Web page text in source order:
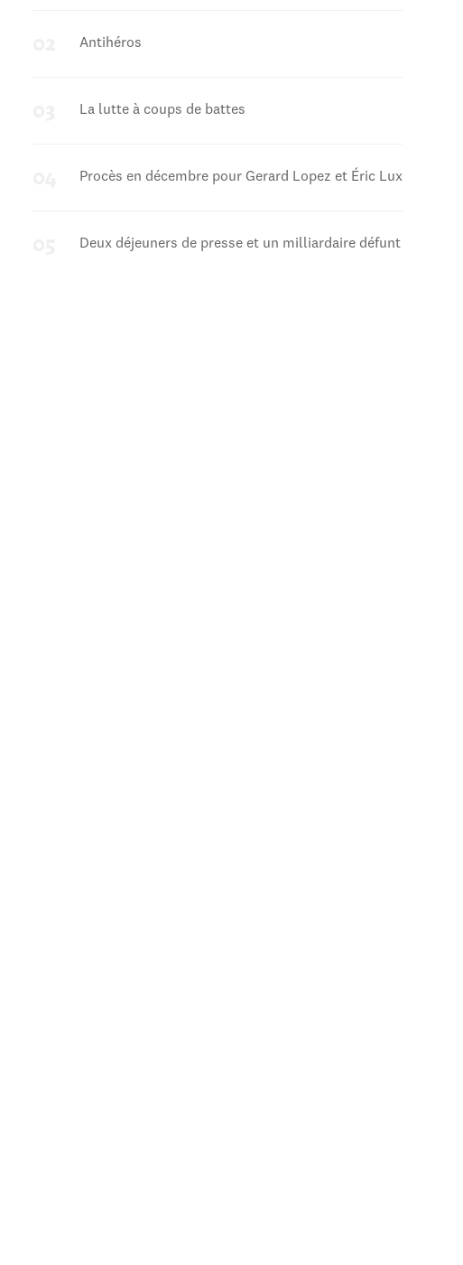
Antihéros
La lutte à coups de battes
Procès en décembre pour Gerard Lopez et Éric Lux
Deux déjeuners de presse et un milliardaire défunt